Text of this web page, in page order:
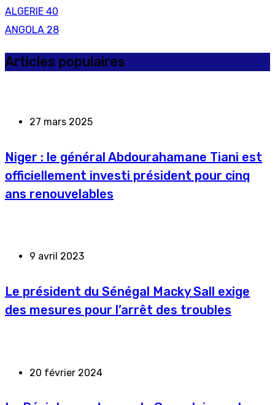
ALGERIE 40
ANGOLA 28
Articles populaires
27 mars 2025
Niger : le général Abdourahamane Tiani est
officiellement investi président pour cinq
ans renouvelables
9 avril 2023
Le président du Sénégal Macky Sall exige
des mesures pour l’arrêt des troubles
20 février 2024